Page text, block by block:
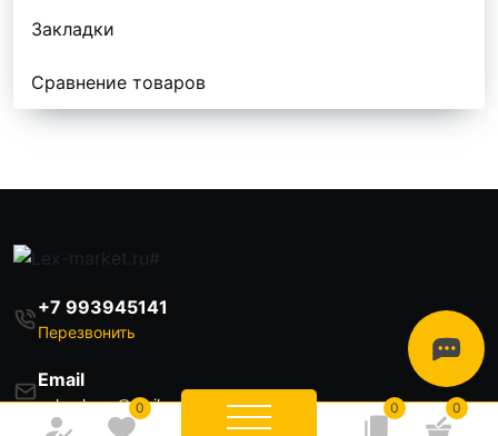
Закладки
Сравнение товаров
0 0 0
+7 993945141
Перезвонить
Email
zakazlexm@mail.ru